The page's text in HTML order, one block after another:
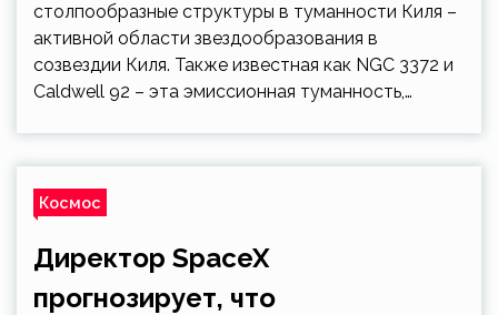
столпообразные структуры в туманности Киля –
активной области звездообразования в
созвездии Киля. Также известная как NGC 3372 и
Caldwell 92 – эта эмиссионная туманность,…
Космос
Директор SpaceX
прогнозирует, что